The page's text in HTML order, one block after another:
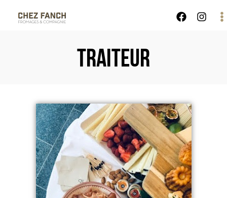
TRAITEUR